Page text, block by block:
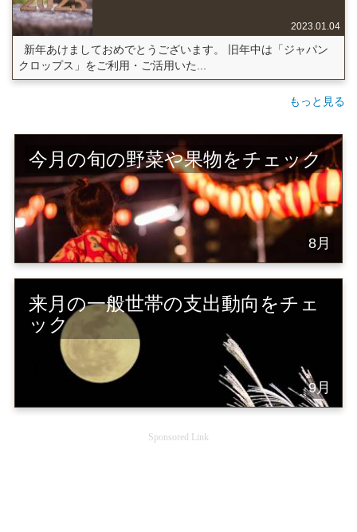
2023.01.04
新年あけましておめでとうございます。 旧年中は「ジャパン
クロップス」をご利用・ご活用いた...
もっと見る
今月の旬の野菜や果物をチェック
8月
来月の一般世帯の支出動向をチェ
ック
9月
Sponsored Link